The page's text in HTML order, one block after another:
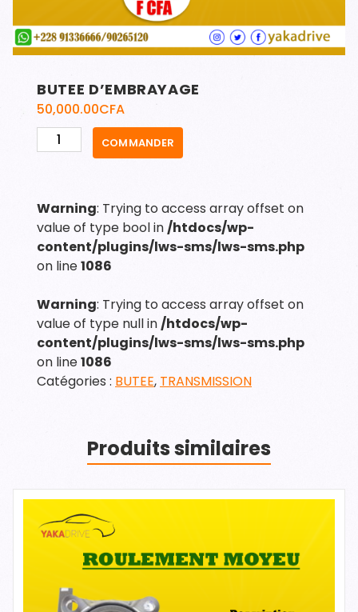
BUTEE D’EMBRAYAGE
50,000.00CFA
quantité
de
COMMANDER
Warning: Trying to access array offset on
value of type bool in/htdocs/wp-
content/plugins/lws-sms/lws-sms.php
on line1086
Warning: Trying to access array offset on
value of type null in/htdocs/wp-
content/plugins/lws-sms/lws-sms.php
on line1086
Catégories : BUTEE, TRANSMISSION
Produits similaires